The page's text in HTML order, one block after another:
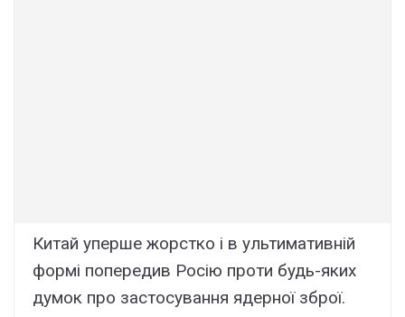
Китай уперше жорстко і в ультимативній
формі попередив Росію проти будь-яких
думок про застосування ядерної зброї.